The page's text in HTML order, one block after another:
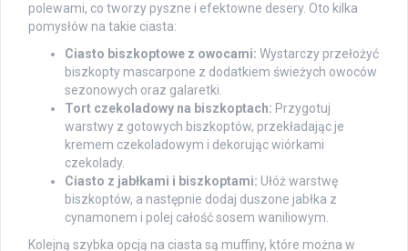
polewami, co tworzy pyszne i efektowne desery. Oto kilka
pomysłów na takie ciasta:
Ciasto biszkoptowe z owocami: Wystarczy przełożyć
biszkopty mascarpone z dodatkiem świeżych owoców
sezonowych oraz galaretki.
Tort czekoladowy na biszkoptach: Przygotuj
warstwy z gotowych biszkoptów, przekładając je
kremem czekoladowym i dekorując wiórkami
czekolady.
Ciasto z jabłkami i biszkoptami: Ułóż warstwę
biszkoptów, a następnie dodaj duszone jabłka z
cynamonem i polej całość sosem waniliowym.
Kolejną szybka opcją na ciasta są muffiny, które można w